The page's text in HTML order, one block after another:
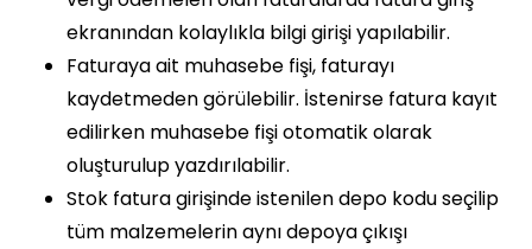
ekranından kolaylıkla bilgi girişi yapılabilir.
Faturaya ait muhasebe fişi, faturayı
kaydetmeden görülebilir. İstenirse fatura kayıt
edilirken muhasebe fişi otomatik olarak
oluşturulup yazdırılabilir.
Stok fatura girişinde istenilen depo kodu seçilip
tüm malzemelerin aynı depoya çıkışı